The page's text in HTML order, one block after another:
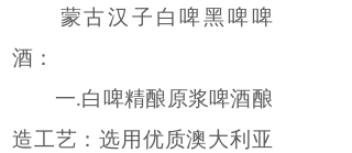
蒙古汉子白啤黑啤啤
酒：
一.白啤精酿原浆啤酒酿
造工艺：选用优质澳大利亚